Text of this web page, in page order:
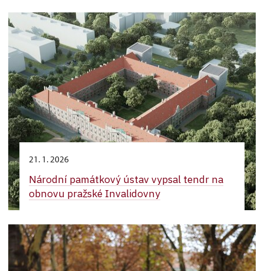
21. 1. 2026
Národní památkový ústav vypsal tendr na
obnovu pražské Invalidovny